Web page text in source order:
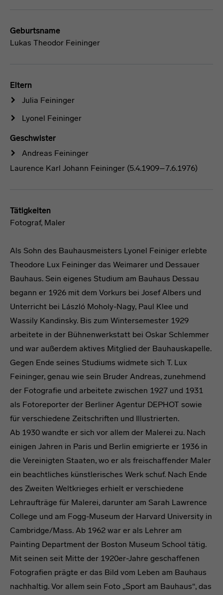
Geburtsname
Lukas Theodor Feininger
Eltern
Julia Feininger
Lyonel Feininger
Geschwister
Andreas Feininger
Laurence Karl Johann Feininger (5.4.1909–7.6.1976)
Tätigkeiten
Fotograf, Maler
Als Sohn des Bauhausmeisters Lyonel Feiniger erlebte
Theodore Lux Feininger das Weimarer und Dessauer
Bauhaus. Sein eigenes Studium am Bauhaus Dessau
begann er 1926 mit dem Vorkurs bei Josef Albers und
Unterricht bei László Moholy-Nagy, Paul Klee und
Wassily Kandinsky. Bis zum Wintersemester 1929
arbeitete in der Bühnenwerkstatt bei Oskar Schlemmer
und war außerdem aktives Mitglied der Bauhauskapelle.
Gegen Ende seines Studiums widmete sich T. Lux
Feininger, genau wie sein Bruder Andreas, zunehmend
der Fotografie und arbeitete zwischen 1927 und 1931
als Fotoreporter der Berliner Agentur DEPHOT sowie
für verschiedene Zeitschriften und Illustrierten.
Ab 1930 wandte er sich vor allem der Malerei zu. Nach
einigen Jahren in Paris und Berlin emigrierte er 1936 in
die Vereinigten Staaten, wo er als freischaffender Maler
ein beachtliches künstlerisches Werk schuf. Nach Ende
des Zweiten Weltkrieges erhielt er verschiedene
Lehraufträge für Malerei, darunter am Sarah Lawrence
College und am Fogg-Museum der Harvard University in
Cambridge/Mass. Ab 1962 war er als Lehrer am
Painting Department der Boston Museum School tätig.
Mit seinen seit Mitte der 1920er-Jahre geschaffenen
Fotografien prägte er das Bild vom Leben am Bauhaus
nachhaltig. Vor allem sein Foto „Sport am Bauhaus“, das